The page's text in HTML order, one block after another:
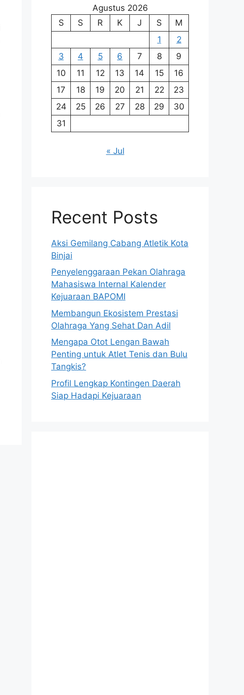
Agustus 2026
S
S R K J S
M
1
2
3
4 5 6 7 8
9
10
11 12 13 14 15
16
17
18 19 20 21 22
23
24
25 26 27 28 29
30
31
« Jul
Recent Posts
Aksi Gemilang Cabang Atletik Kota
Binjai
Penyelenggaraan Pekan Olahraga
Mahasiswa Internal Kalender
Kejuaraan BAPOMI
Membangun Ekosistem Prestasi
Olahraga Yang Sehat Dan Adil
Mengapa Otot Lengan Bawah
Penting untuk Atlet Tenis dan Bulu
Tangkis?
Profil Lengkap Kontingen Daerah
Siap Hadapi Kejuaraan